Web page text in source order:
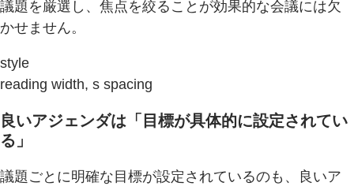
議題を厳選し、焦点を絞ることが効果的な会議には欠
かせません。
style
reading width, s spacing
良いアジェンダは「目標が具体的に設定されてい
る」
議題ごとに明確な目標が設定されているのも、良いア